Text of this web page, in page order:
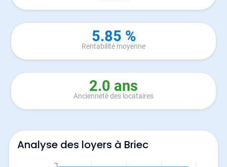
5.85 %
Rentabilité moyenne
2.0 ans
Ancienneté des locataires
Analyse des loyers à Briec